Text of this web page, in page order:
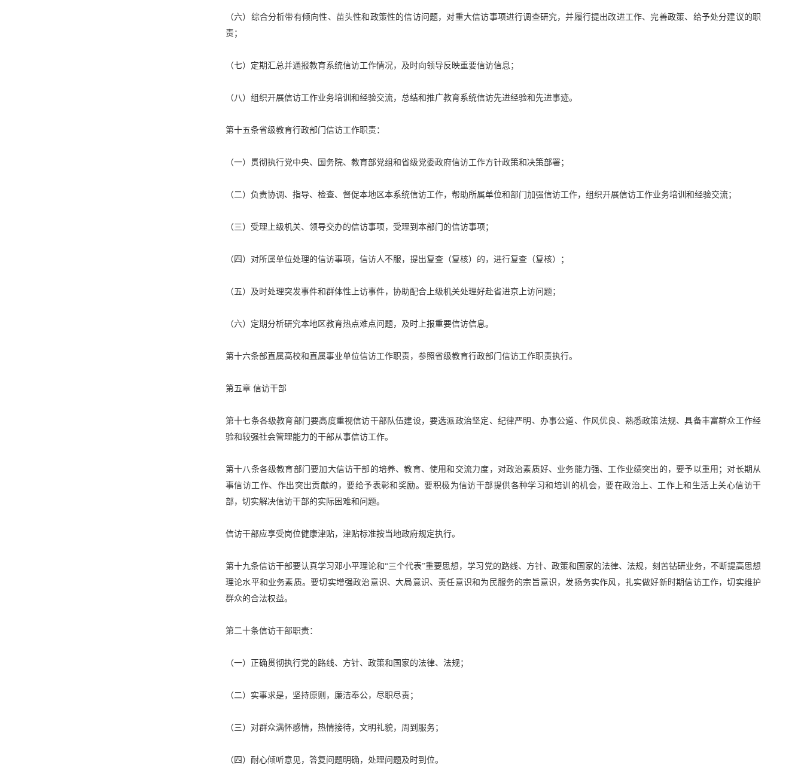
（六）综合分析带有倾向性、苗头性和政策性的信访问题，对重大信访事项进行调查研究，并履行提出改进工作、完善政策、给予处分建议的职
责；
（七）定期汇总并通报教育系统信访工作情况，及时向领导反映重要信访信息；
（八）组织开展信访工作业务培训和经验交流，总结和推广教育系统信访先进经验和先进事迹。
第十五条省级教育行政部门信访工作职责：
（一）贯彻执行党中央、国务院、教育部党组和省级党委政府信访工作方针政策和决策部署；
（二）负责协调、指导、检查、督促本地区本系统信访工作，帮助所属单位和部门加强信访工作，组织开展信访工作业务培训和经验交流；
（三）受理上级机关、领导交办的信访事项，受理到本部门的信访事项；
（四）对所属单位处理的信访事项，信访人不服，提出复查（复核）的，进行复查（复核）；
（五）及时处理突发事件和群体性上访事件，协助配合上级机关处理好赴省进京上访问题；
（六）定期分析研究本地区教育热点难点问题，及时上报重要信访信息。
第十六条部直属高校和直属事业单位信访工作职责，参照省级教育行政部门信访工作职责执行。
第五章 信访干部
第十七条各级教育部门要高度重视信访干部队伍建设，要选派政治坚定、纪律严明、办事公道、作风优良、熟悉政策法规、具备丰富群众工作经
验和较强社会管理能力的干部从事信访工作。
第十八条各级教育部门要加大信访干部的培养、教育、使用和交流力度，对政治素质好、业务能力强、工作业绩突出的，要予以重用；对长期从
事信访工作、作出突出贡献的，要给予表彰和奖励。要积极为信访干部提供各种学习和培训的机会，要在政治上、工作上和生活上关心信访干
部，切实解决信访干部的实际困难和问题。
信访干部应享受岗位健康津贴，津贴标准按当地政府规定执行。
第十九条信访干部要认真学习邓小平理论和“三个代表”重要思想，学习党的路线、方针、政策和国家的法律、法规，刻苦钻研业务，不断提高思想
理论水平和业务素质。要切实增强政治意识、大局意识、责任意识和为民服务的宗旨意识，发扬务实作风，扎实做好新时期信访工作，切实维护
群众的合法权益。
第二十条信访干部职责：
（一）正确贯彻执行党的路线、方针、政策和国家的法律、法规；
（二）实事求是，坚持原则，廉洁奉公，尽职尽责；
（三）对群众满怀感情，热情接待，文明礼貌，周到服务；
（四）耐心倾听意见，答复问题明确，处理问题及时到位。